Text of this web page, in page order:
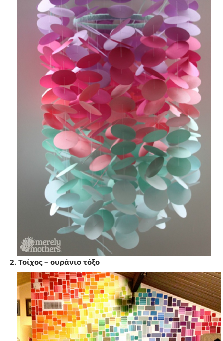
2. Τοίχος – ουράνιο τόξο